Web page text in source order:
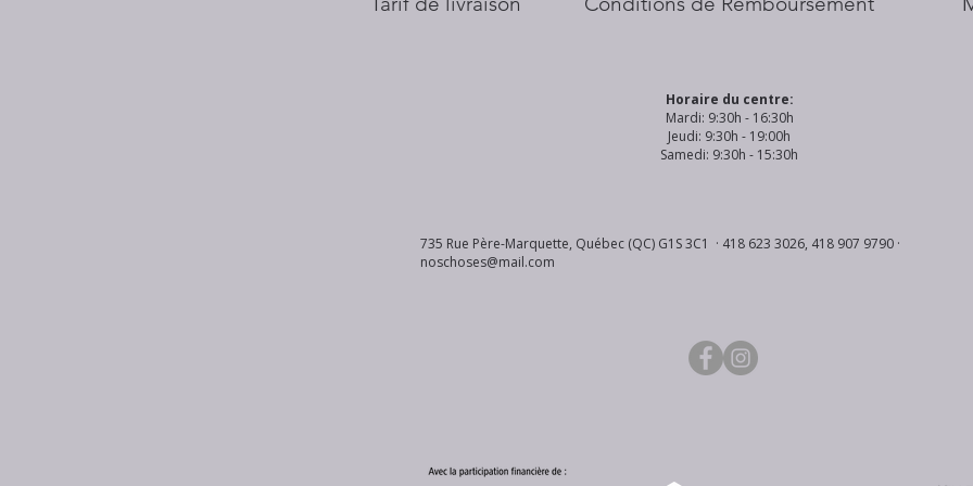
Horaire du centre:
Mardi: 9:30h - 16:30h
Jeudi: 9:30h - 19:00h
Samedi: 9:30h - 15:30h
735 Rue Père-Marquette, Québec (QC) G1S 3C1 · 418 623 3026, 418 907 9790 ·
noschoses@mail.com